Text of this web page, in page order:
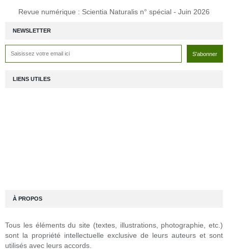
NEWSLETTER
Revue numérique : Scientia Naturalis n° spécial - Juin 2026
LIENS UTILES
À PROPOS
Tous les éléments du site (textes, illustrations, photographie, etc.)
sont la propriété intellectuelle exclusive de leurs auteurs et sont
utilisés avec leurs accords.